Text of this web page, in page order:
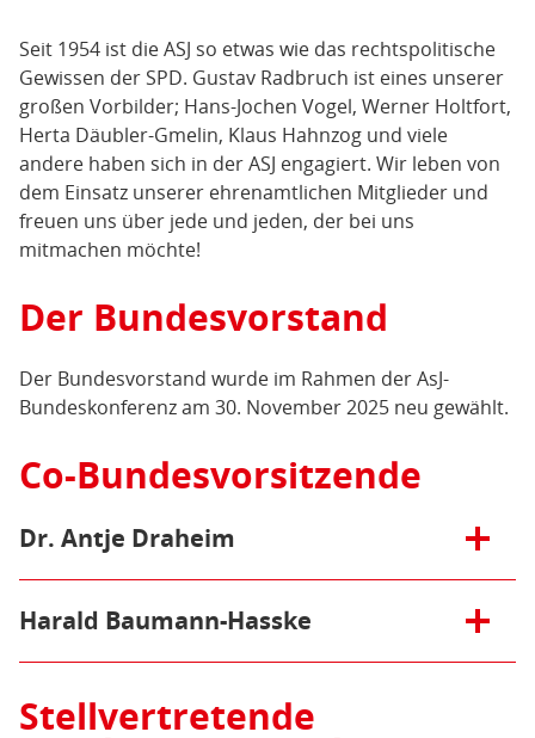
Seit 1954 ist die ASJ so etwas wie das rechtspolitische
Gewissen der SPD. Gustav Radbruch ist eines unserer
großen Vorbilder; Hans-Jochen Vogel, Werner Holtfort,
Herta Däubler-Gmelin, Klaus Hahnzog und viele
andere haben sich in der ASJ engagiert. Wir leben von
dem Einsatz unserer ehrenamtlichen Mitglieder und
freuen uns über jede und jeden, der bei uns
mitmachen möchte!
Der Bundesvorstand
Der Bundesvorstand wurde im Rahmen der AsJ-
Bundeskonferenz am 30. November 2025 neu gewählt.
Co-Bundesvorsitzende
Öffnen/Schließen:
Dr. Antje Draheim
Dr. Antje Draheim
menschenverachtende Einstellungen
Öffnen/Schließen:
Harald Baumann-Hasske
Stellvertretende